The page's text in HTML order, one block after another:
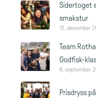
Sidertoget
smakstur
12. desember
Team
Godfisk-
8. september
Prisdryss